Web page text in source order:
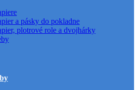
a pásky do pokladne
plotrové role a dvojhárky